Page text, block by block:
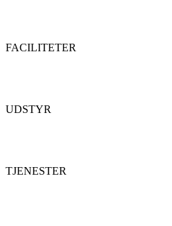
FACILITETER
UDSTYR
TJENESTER